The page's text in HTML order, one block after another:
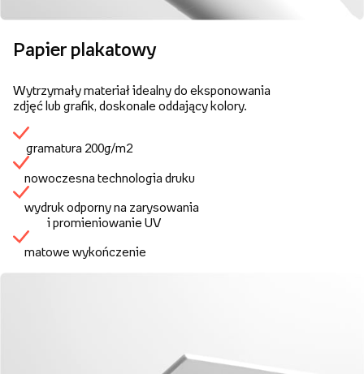
Papier plakatowy
Wytrzymały materiał idealny do eksponowania
zdjęć lub grafik, doskonale oddający kolory.
gramatura 200g/m2
nowoczesna technologia druku
wydruk odporny na zarysowania
i promieniowanie UV
matowe wykończenie